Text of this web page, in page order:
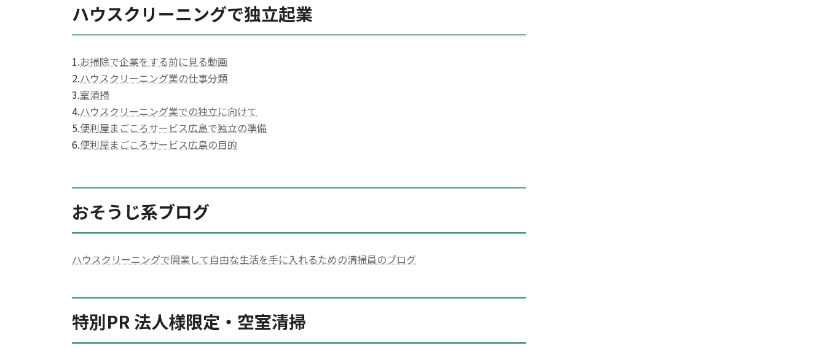
ハウスクリーニングで独立起業
1.お掃除で企業をする前に見る動画
2.ハウスクリーニング業の仕事分類
3.室清掃
4.ハウスクリーニング業での独立に向けて
5.便利屋まごころサービス広島で独立の準備
6.便利屋まごころサービス広島の目的
おそうじ系ブログ
ハウスクリーニングで開業して自由な生活を手に入れるための清掃員のブログ
特別PR 法人様限定・空室清掃